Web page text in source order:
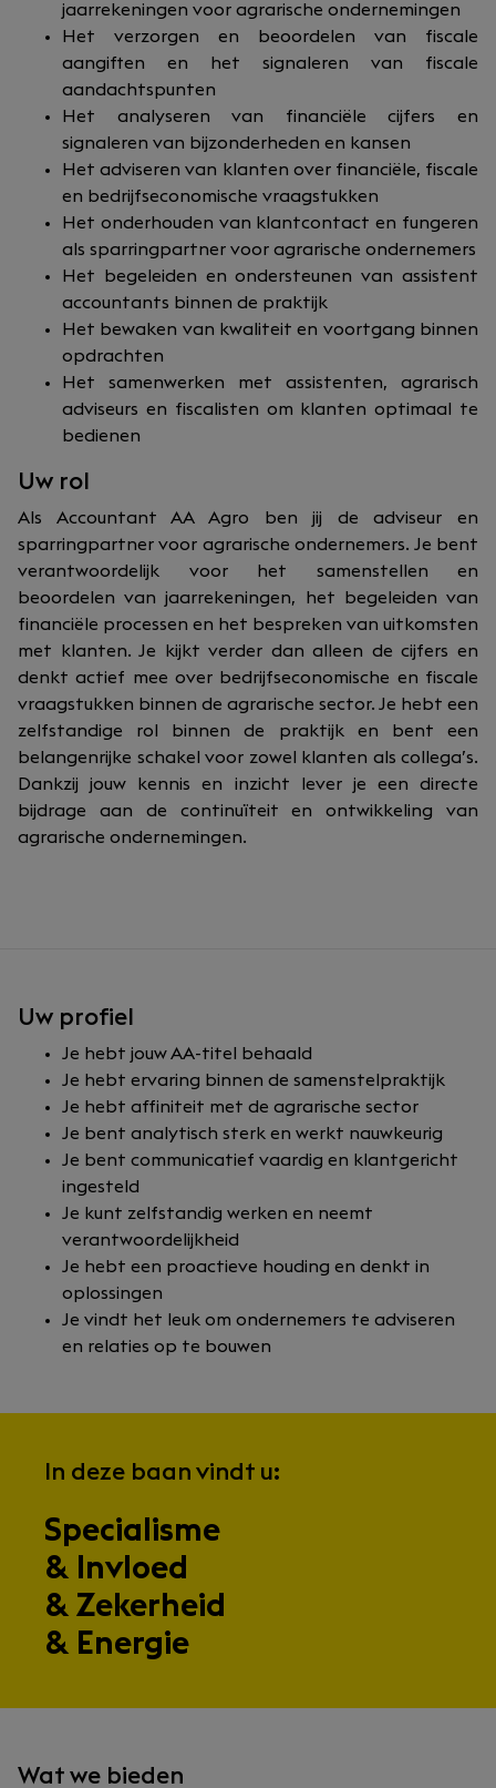
jaarrekeningen voor agrarische ondernemingen
Het verzorgen en beoordelen van fiscale
aangiften en het signaleren van fiscale
aandachtspunten
Het analyseren van financiële cijfers en
signaleren van bijzonderheden en kansen
Het adviseren van klanten over financiële, fiscale
en bedrijfseconomische vraagstukken
Het onderhouden van klantcontact en fungeren
als sparringpartner voor agrarische ondernemers
Het begeleiden en ondersteunen van assistent
accountants binnen de praktijk
Het bewaken van kwaliteit en voortgang binnen
opdrachten
Het samenwerken met assistenten, agrarisch
adviseurs en fiscalisten om klanten optimaal te
bedienen
Uw rol
Als Accountant AA Agro ben jij de adviseur en
sparringpartner voor agrarische ondernemers. Je bent
verantwoordelijk voor het samenstellen en
beoordelen van jaarrekeningen, het begeleiden van
financiële processen en het bespreken van uitkomsten
met klanten. Je kijkt verder dan alleen de cijfers en
denkt actief mee over bedrijfseconomische en fiscale
vraagstukken binnen de agrarische sector. Je hebt een
zelfstandige rol binnen de praktijk en bent een
belangenrijke schakel voor zowel klanten als collega’s.
Dankzij jouw kennis en inzicht lever je een directe
bijdrage aan de continuïteit en ontwikkeling van
agrarische ondernemingen.
Uw profiel
Je hebt jouw AA-titel behaald
Je hebt ervaring binnen de samenstelpraktijk
Je hebt affiniteit met de agrarische sector
Je bent analytisch sterk en werkt nauwkeurig
Je bent communicatief vaardig en klantgericht
ingesteld
Je kunt zelfstandig werken en neemt
verantwoordelijkheid
Je hebt een proactieve houding en denkt in
oplossingen
Je vindt het leuk om ondernemers te adviseren
en relaties op te bouwen
In deze baan vindt u:
Specialisme
& Invloed
& Zekerheid
& Energie
Wat we bieden